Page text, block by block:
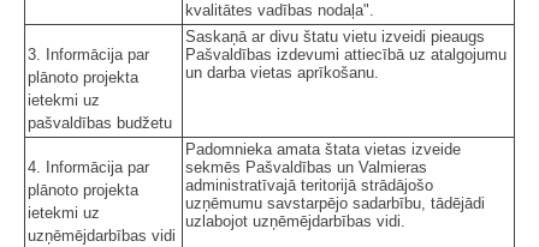
kvalitātes vadības nodaļa".
3. Informācija par
plānoto projekta
ietekmi uz
pašvaldības budžetu
Saskaņā ar divu štatu vietu izveidi pieaugs
Pašvaldības izdevumi attiecībā uz atalgojumu
un darba vietas aprīkošanu.
4. Informācija par
plānoto projekta
ietekmi uz
uzņēmējdarbības vidi
Padomnieka amata štata vietas izveide
sekmēs Pašvaldības un Valmieras
administratīvajā teritorijā strādājošo
uzņēmumu savstarpējo sadarbību, tādējādi
uzlabojot uzņēmējdarbības vidi.